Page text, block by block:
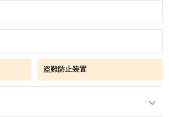
盗難防止装置